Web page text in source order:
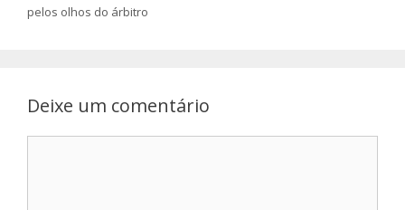
pelos olhos do árbitro
Deixe um comentário